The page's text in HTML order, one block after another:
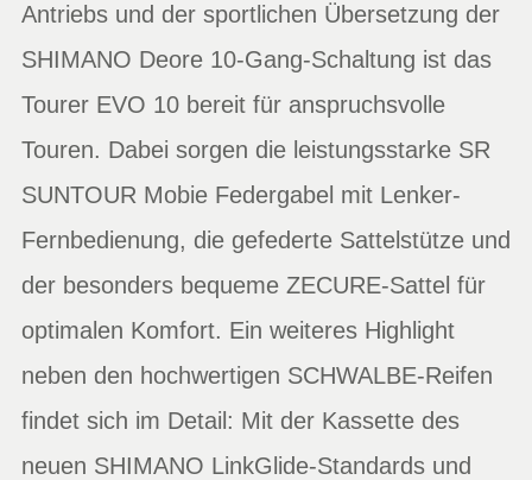
Antriebs und der sportlichen Übersetzung der
SHIMANO Deore 10-Gang-Schaltung ist das
Tourer EVO 10 bereit für anspruchsvolle
Touren. Dabei sorgen die leistungsstarke SR
SUNTOUR Mobie Federgabel mit Lenker-
Fernbedienung, die gefederte Sattelstütze und
der besonders bequeme ZECURE-Sattel für
optimalen Komfort. Ein weiteres Highlight
neben den hochwertigen SCHWALBE-Reifen
findet sich im Detail: Mit der Kassette des
neuen SHIMANO LinkGlide-Standards und